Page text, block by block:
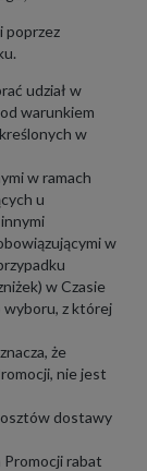
poprzez
udział w
warunkiem
w
w ramach
u
w
w Czasie
wyboru, z której
że
nie jest
dostawy
Promocji rabat